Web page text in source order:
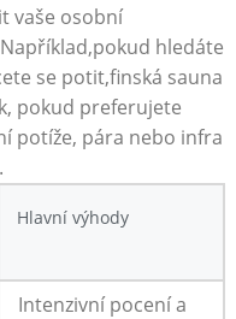
vaše osobní
hledáte
se potit,finská sauna
pokud preferujete
potíže, pára nebo infra
Hlavní výhody
Intenzivní pocení a